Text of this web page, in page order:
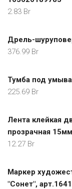
2.83 Br
Дрель-
376.99 Br
Тумба под
225.69 Br
Лента клейкая
прозрачная
12.27 Br
Маркер
"Сонет",